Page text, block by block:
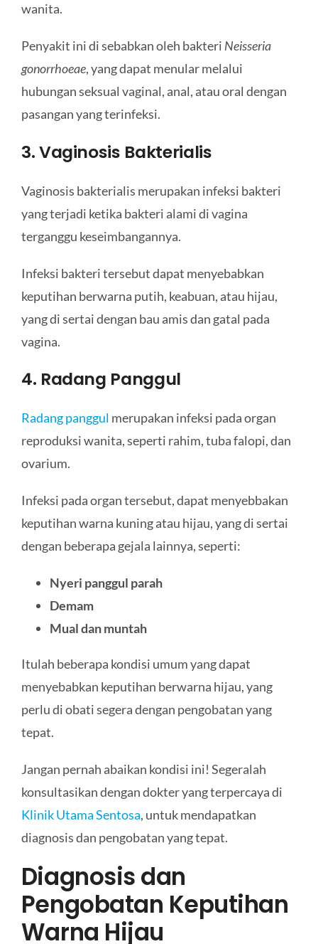
wanita.
Penyakit ini di sebabkan oleh bakteri Neisseria
gonorrhoeae, yang dapat menular melalui
hubungan seksual vaginal, anal, atau oral dengan
pasangan yang terinfeksi.
3. Vaginosis Bakterialis
Vaginosis bakterialis merupakan infeksi bakteri
yang terjadi ketika bakteri alami di vagina
terganggu keseimbangannya.
Infeksi bakteri tersebut dapat menyebabkan
keputihan berwarna putih, keabuan, atau hijau,
yang di sertai dengan bau amis dan gatal pada
vagina.
4. Radang Panggul
Radang panggul merupakan infeksi pada organ
reproduksi wanita, seperti rahim, tuba falopi, dan
ovarium.
Infeksi pada organ tersebut, dapat menyebbakan
keputihan warna kuning atau hijau, yang di sertai
dengan beberapa gejala lainnya, seperti:
Nyeri panggul parah
Demam
Mual dan muntah
Itulah beberapa kondisi umum yang dapat
menyebabkan keputihan berwarna hijau, yang
perlu di obati segera dengan pengobatan yang
tepat.
Jangan pernah abaikan kondisi ini! Segeralah
konsultasikan dengan dokter yang terpercaya di
Klinik Utama Sentosa, untuk mendapatkan
diagnosis dan pengobatan yang tepat.
Diagnosis dan
Pengobatan Keputihan
Warna Hijau